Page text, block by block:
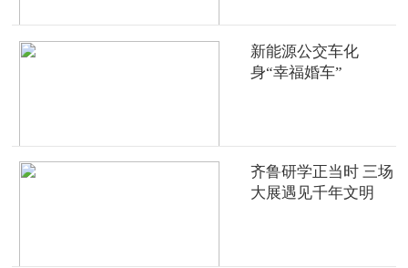
新能源公交车化
身“幸福婚车”
齐鲁研学正当时 三场
大展遇见千年文明